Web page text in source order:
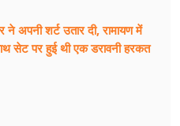
अपनी शर्ट उतार दी, रामायण में
सेट पर हुई थी एक डरावनी हरकत